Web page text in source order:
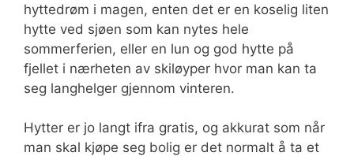
hyttedrøm i magen, enten det er en koselig liten
hytte ved sjøen som kan nytes hele
sommerferien, eller en lun og god hytte på
fjellet i nærheten av skiløyper hvor man kan ta
seg langhelger gjennom vinteren.
Hytter er jo langt ifra gratis, og akkurat som når
man skal kjøpe seg bolig er det normalt å ta et